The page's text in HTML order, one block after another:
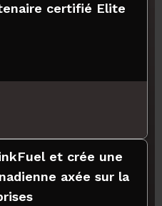
certifié Elite
et crée une
axée sur la